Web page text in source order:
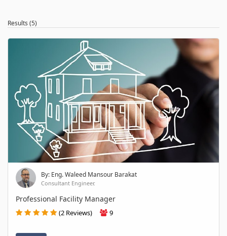
Results (5)
By: Eng. Waleed Mansour Barakat
Consultant Engineer.
Professional Facility Manager
(2 Reviews) 9